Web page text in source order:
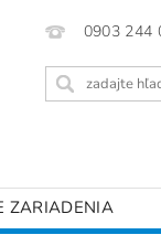
0903 244
ZARIADENIA